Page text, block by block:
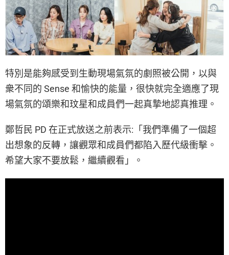
特別是能夠感受到生動現場氣氛的劇照被公開，以與
衆不同的 Sense 和愉快的能量，很快就完全適應了現
場氣氛的頌樂和玟星和成員們一起真摯地認真推理。
鄭哲民 PD 在正式放送之前表示:「我們準備了一個超
出想象的反轉，讓觀眾和成員們都陷入歷代級衝擊。
希望大家不要放鬆，繼續觀看」。